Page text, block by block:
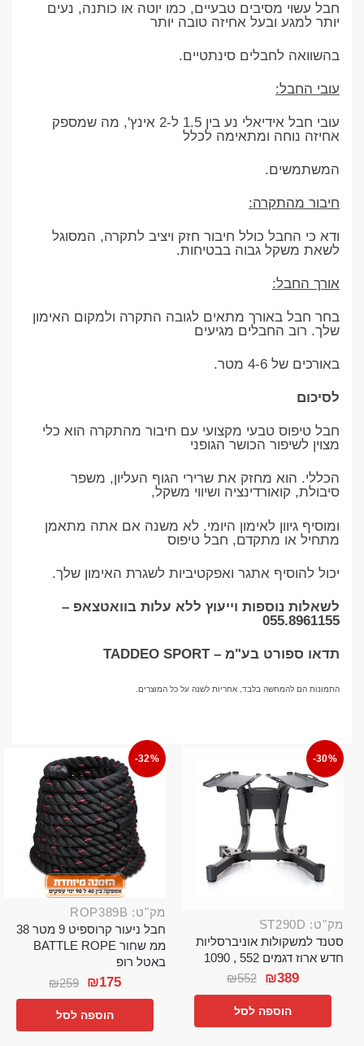
חבל עשוי מסיבים טבעיים, כמו יוטה או כותנה, נעים
יותר למגע ובעל אחיזה טובה יותר
בהשוואה לחבלים סינתטיים.
עובי החבל:
עובי חבל אידיאלי נע בין 1.5 ל-2 אינץ', מה שמספק
אחיזה נוחה ומתאימה לכלל
המשתמשים.
חיבור מהתקרה:
ודא כי החבל כולל חיבור חזק ויציב לתקרה, המסוגל
לשאת משקל גבוה בבטיחות.
אורך החבל:
בחר חבל באורך מתאים לגובה התקרה ולמקום האימון
שלך. רוב החבלים מגיעים
באורכים של 4-6 מטר.
לסיכום
חבל טיפוס טבעי מקצועי עם חיבור מהתקרה הוא כלי
מצוין לשיפור הכושר הגופני
הכללי. הוא מחזק את שרירי הגוף העליון, משפר
סיבולת, קואורדינציה ושיווי משקל,
ומוסיף גיוון לאימון היומי. לא משנה אם אתה מתאמן
מתחיל או מתקדם, חבל טיפוס
יכול להוסיף אתגר ואפקטיביות לשגרת האימון שלך.
לשאלות נוספות וייעוץ ללא עלות בוואטצאפ –
055.8961155
תדאו ספורט בע"מ – TADDEO SPORT
התמונות הם להמחשה בלבד, אחריות לשנה על כל המוצרים.
-30%
מק"ט: ST290D
סטנד למשקולות אוניברסליות
חדש ארוז דגמים 552 , 1090
₪552 ₪389
הוספה לסל
-32%
מק"ט: ROP389B
חבל ניעור קרוספיט 9 מטר 38
ממ שחור BATTLE ROPE
באטל רופ
₪259 ₪175
הוספה לסל